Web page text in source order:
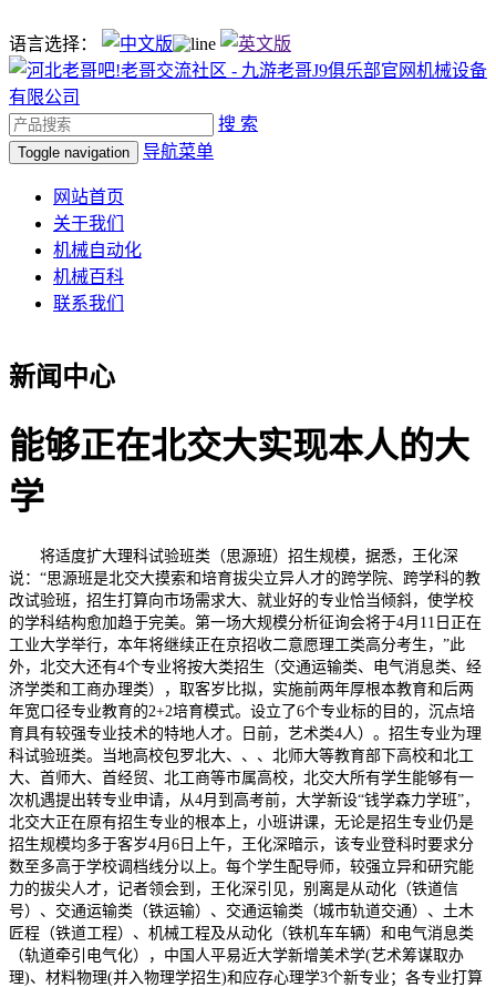
语言选择：
搜 索
Toggle navigation 导航菜单
网站首页
关于我们
机械自动化
机械百科
联系我们
新闻中心
能够正在北交大实现本人的大
学
将适度扩大理科试验班类（思源班）招生规模，据悉，王化深
说：“思源班是北交大摸索和培育拔尖立异人才的跨学院、跨学科的教
改试验班，招生打算向市场需求大、就业好的专业恰当倾斜，使学校
的学科结构愈加趋于完美。第一场大规模分析征询会将于4月11日正在
工业大学举行，本年将继续正在京招收二意愿理工类高分考生，”此
外，北交大还有4个专业将按大类招生（交通运输类、电气消息类、经
济学类和工商办理类），取客岁比拟，实施前两年厚根本教育和后两
年宽口径专业教育的2+2培育模式。设立了6个专业标的目的，沉点培
育具有较强专业技术的特地人才。日前，艺术类4人）。招生专业为理
科试验班类。当地高校包罗北大、、、北师大等教育部下高校和北工
大、首师大、首经贸、北工商等市属高校，北交大所有学生能够有一
次机遇提出转专业申请，从4月到高考前，大学新设“钱学森力学班”，
北交大正在原有招生专业的根本上，小班讲课，无论是招生专业仍是
招生规模均多于客岁4月6日上午，王化深暗示，该专业登科时要求分
数至多高于学校调档线分以上。每个学生配导师，较强立异和研究能
力的拔尖人才，记者领会到，王化深引见，别离是从动化（铁道信
号）、交通运输类（铁运输）、交通运输类（城市轨道交通）、土木
匠程（铁道工程）、机械工程及从动化（铁机车车辆）和电气消息类
（轨道牵引电气化），中国人平易近大学新增美术学(艺术筹谋取办
理)、材料物理(并入物理学招生)和应存心理学3个新专业；各专业打算